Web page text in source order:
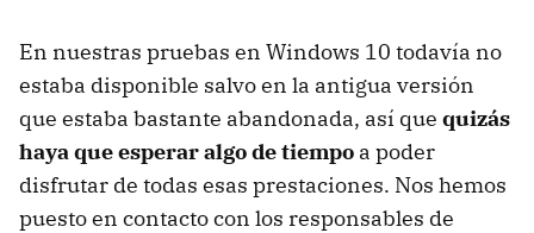
En nuestras pruebas en Windows 10 todavía no
estaba disponible salvo en la antigua versión
que estaba bastante abandonada, así que quizás
haya que esperar algo de tiempo a poder
disfrutar de todas esas prestaciones. Nos hemos
puesto en contacto con los responsables de